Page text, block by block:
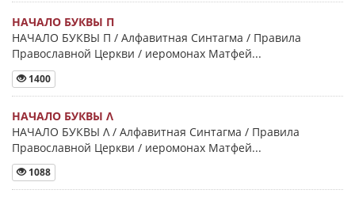
НАЧАЛО БУКВЫ Π
НАЧАЛО БУКВЫ Π / Алфавитная Синтагма / Правила
Православной Церкви / иеромонах Матфей...
1400
НАЧАЛО БУКВЫ Λ
НАЧАЛО БУКВЫ Λ / Алфавитная Синтагма / Правила
Православной Церкви / иеромонах Матфей...
1088